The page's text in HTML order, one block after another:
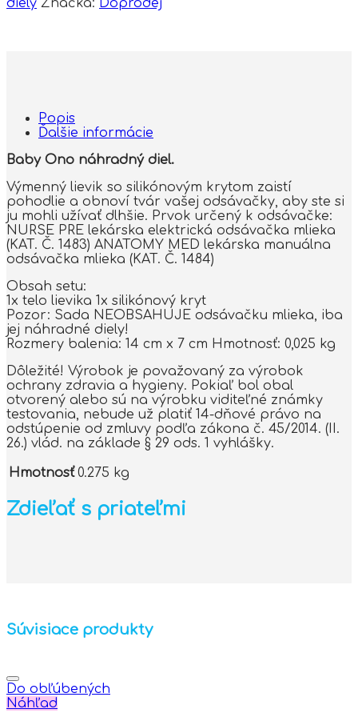
diely Značka: Doprodej
Popis
Ďalšie informácie
Baby Ono náhradný diel.
Výmenný lievik so silikónovým krytom zaistí
pohodlie a obnoví tvár vašej odsávačky, aby ste si
ju mohli užívať dlhšie. Prvok určený k odsávačke:
NURSE PRE lekárska elektrická odsávačka mlieka
(KAT. Č. 1483) ANATOMY MED lekárska manuálna
odsávačka mlieka (KAT. Č. 1484)
Obsah setu:
1x telo lievika 1x silikónový kryt
Pozor: Sada NEOBSAHUJE odsávačku mlieka, iba
jej náhradné diely!
Rozmery balenia: 14 cm x 7 cm Hmotnosť: 0,025 kg
Dôležité! Výrobok je považovaný za výrobok
ochrany zdravia a hygieny. Pokiaľ bol obal
otvorený alebo sú na výrobku viditeľné známky
testovania, nebude už platiť 14-dňové právo na
odstúpenie od zmluvy podľa zákona č. 45/2014. (II.
26.) vlád. na základe § 29 ods. 1 vyhlášky.
Hmotnosť 0.275 kg
Zdieľať s priateľmi
Súvisiace produkty
Do obľúbených
Náhľad